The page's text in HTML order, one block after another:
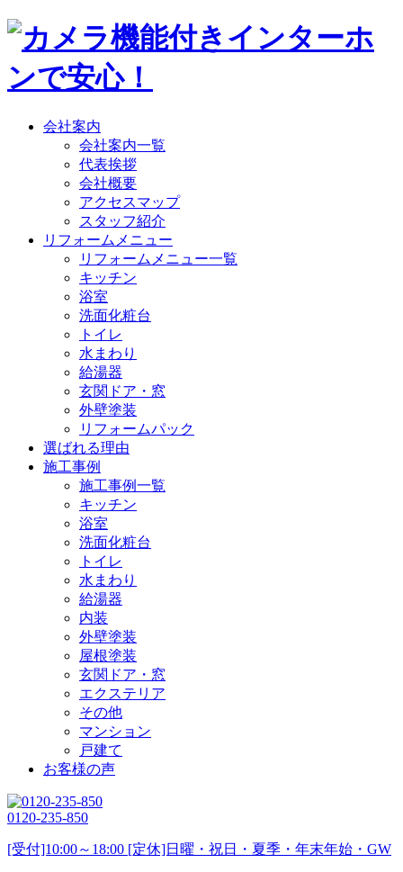
会社案内
会社案内一覧
代表挨拶
会社概要
アクセスマップ
スタッフ紹介
リフォームメニュー
リフォームメニュー一覧
キッチン
浴室
洗面化粧台
トイレ
水まわり
給湯器
玄関ドア・窓
外壁塗装
リフォームパック
選ばれる理由
施工事例
施工事例一覧
キッチン
浴室
洗面化粧台
トイレ
水まわり
給湯器
内装
外壁塗装
屋根塗装
玄関ドア・窓
エクステリア
その他
マンション
戸建て
お客様の声
0120-235-850
[受付]10:00～18:00 [定休]日曜・祝日・夏季・年末年始・GW